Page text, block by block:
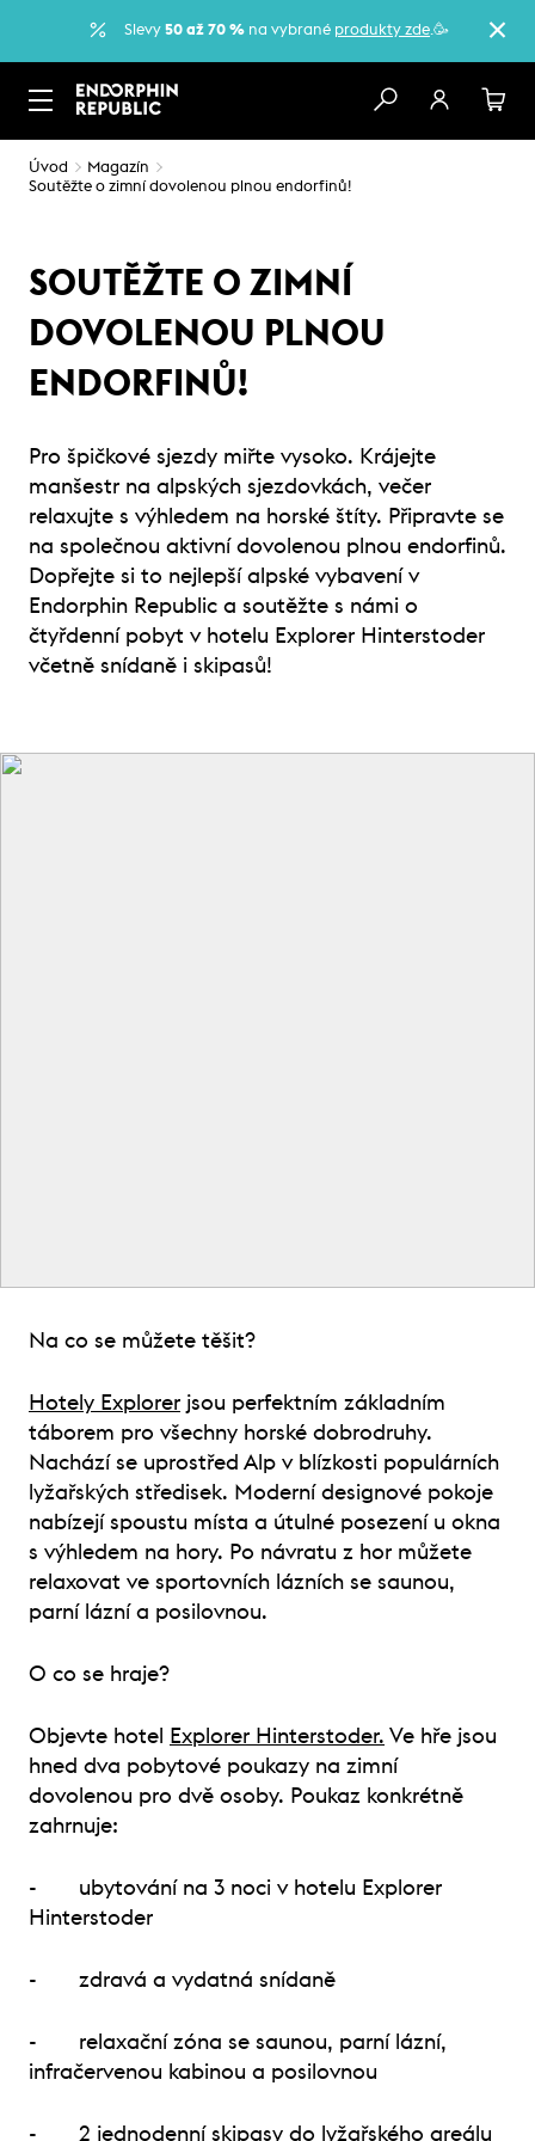
Slevy 50 až 70 % na vybrané produkty zde.🥳
Úvod
Magazín
Soutěžte o zimní dovolenou plnou endorfinů!
SOUTĚŽTE O ZIMNÍ
DOVOLENOU PLNOU
ENDORFINŮ!
Pro špičkové sjezdy miřte vysoko. Krájejte
manšestr na alpských sjezdovkách, večer
relaxujte s výhledem na horské štíty. Připravte se
na společnou aktivní dovolenou plnou endorfinů.
Dopřejte si to nejlepší alpské vybavení v
Endorphin Republic a soutěžte s námi o
čtyřdenní pobyt v hotelu Explorer Hinterstoder
včetně snídaně i skipasů!
Na co se můžete těšit?
Hotely Explorer jsou perfektním základním
táborem pro všechny horské dobrodruhy.
Nachází se uprostřed Alp v blízkosti populárních
lyžařských středisek. Moderní designové pokoje
nabízejí spoustu místa a útulné posezení u okna
s výhledem na hory. Po návratu z hor můžete
relaxovat ve sportovních lázních se saunou,
parní lázní a posilovnou.
O co se hraje?
Objevte hotel Explorer Hinterstoder. Ve hře jsou
hned dva pobytové poukazy na zimní
dovolenou pro dvě osoby. Poukaz konkrétně
zahrnuje:
- ubytování na 3 noci v hotelu Explorer
Hinterstoder
- zdravá a vydatná snídaně
- relaxační zóna se saunou, parní lázní,
infračervenou kabinou a posilovnou
- 2 jednodenní skipasy do lyžařského areálu